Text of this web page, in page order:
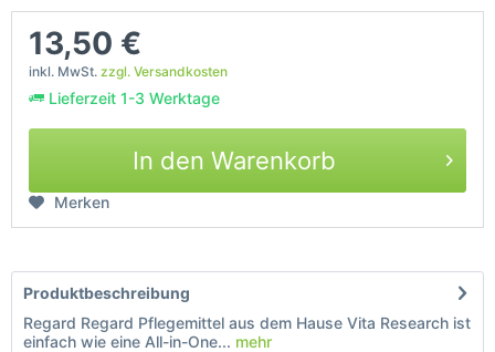
13,50 €
inkl. MwSt. zzgl. Versandkosten
Lieferzeit 1-3 Werktage
In den Warenkorb
Merken
Produktbeschreibung
Regard Regard Pflegemittel aus dem Hause Vita Research ist
einfach wie eine All-in-One... mehr